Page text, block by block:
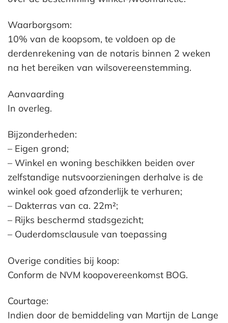
Waarborgsom:
10% van de koopsom, te voldoen op de
derdenrekening van de notaris binnen 2 weken
na het bereiken van wilsovereenstemming.
Aanvaarding
In overleg.
Bijzonderheden:
– Eigen grond;
– Winkel en woning beschikken beiden over
zelfstandige nutsvoorzieningen derhalve is de
winkel ook goed afzonderlijk te verhuren;
– Dakterras van ca. 22m²;
– Rijks beschermd stadsgezicht;
– Ouderdomsclausule van toepassing
Overige condities bij koop:
Conform de NVM koopovereenkomst BOG.
Courtage:
Indien door de bemiddeling van Martijn de Lange